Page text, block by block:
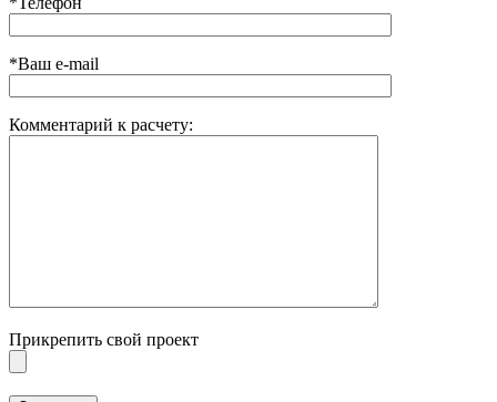
*Ваш e-mail
Комментарий к расчету:
Прикрепить свой проект